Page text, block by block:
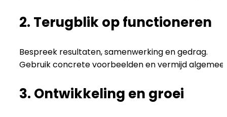
2. Terugblik op functioneren
Bespreek resultaten, samenwerking en gedrag.
Gebruik concrete voorbeelden en vermijd
3. Ontwikkeling en groei